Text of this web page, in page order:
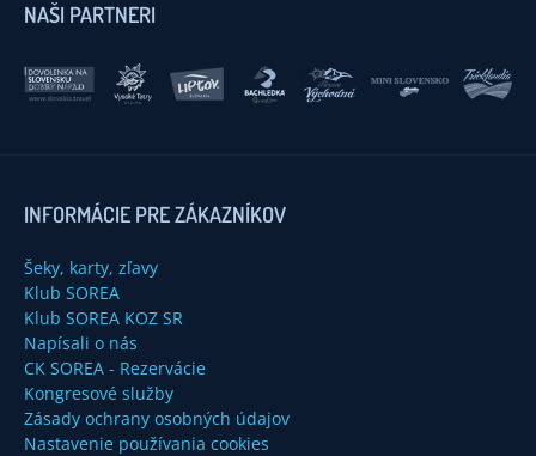
NAŠI PARTNERI
INFORMÁCIE PRE ZÁKAZNÍKOV
Šeky, karty, zľavy
Klub SOREA
Klub SOREA KOZ SR
Napísali o nás
CK SOREA - Rezervácie
Kongresové služby
Zásady ochrany osobných údajov
Nastavenie používania cookies